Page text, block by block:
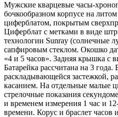
Мужские кварцевые часы-
бочкообразном корпусе на
циферблатом, покрытым
Циферблат с метками в виде
технологии Sunray (солнечные
сапфировым стеклом. Окошко
«4 и 5 часов». Задняя крышка с
Батарейка рассчитана на 3 года.
раскладывающейся застежкой,
касанием. На отдельные малые
стрелочные показания
и временем измерения 1 час и
времени. Корус и браслет часов